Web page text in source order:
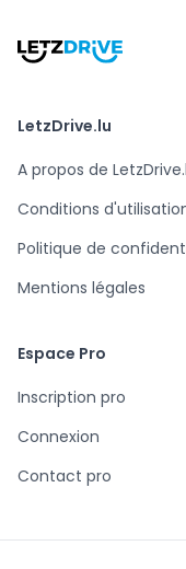
LetzDrive.lu
A propos de
Conditions
Politique de
Mentions légales
Espace Pro
Inscription pro
Connexion
Contact pro